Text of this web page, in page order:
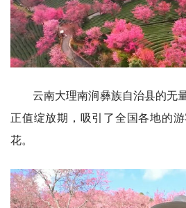
云南大理南涧彝族自治县的无
正值绽放期，吸引了全国各地的
花。